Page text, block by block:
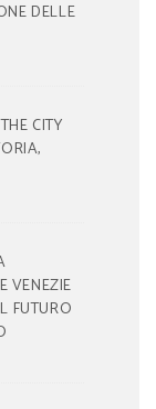
DELLE
CITY
VENEZIE
FUTURO